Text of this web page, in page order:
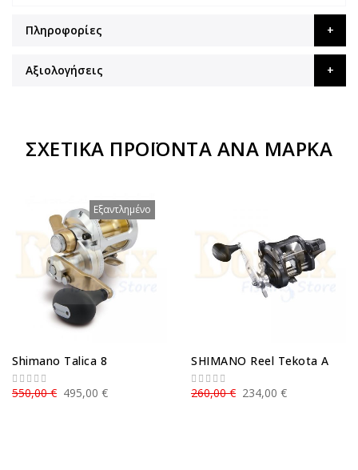
Πληροφορίες
Αξιολογήσεις
ΣΧΕΤΙΚΆ ΠΡΟΪΌΝΤΑ ΑΝΆ ΜΆΡΚΑ
Εξαντλημένο
Shimano Talica 8
495,00 €
550,00 €
SHIMANO Reel Tekota A
234,00 €
260,00 €